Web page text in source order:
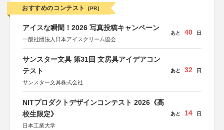
おすすめのコンテスト [PR]
アイスな瞬間！2026 写真投稿キャンペーン
一般社団法人日本アイスクリーム協会
あと 40 日
サンスター文具 第31回 文房具アイデアコン
テスト
サンスター文具株式会社
あと 32 日
NITプロダクトデザインコンテスト 2026《高
校生限定》
日本工業大学
あと 14 日